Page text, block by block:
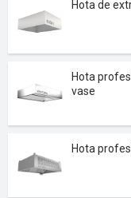
Hota de
Hota
vase
Hota